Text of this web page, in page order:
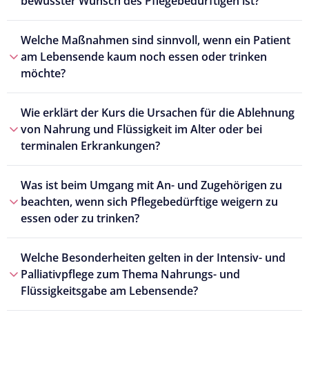
Welche Maßnahmen sind sinnvoll, wenn ein Patient
am Lebensende kaum noch essen oder trinken
möchte?
Wie erklärt der Kurs die Ursachen für die Ablehnung
von Nahrung und Flüssigkeit im Alter oder bei
terminalen Erkrankungen?
Was ist beim Umgang mit An- und Zugehörigen zu
beachten, wenn sich Pflegebedürftige weigern zu
essen oder zu trinken?
Welche Besonderheiten gelten in der Intensiv- und
Palliativpflege zum Thema Nahrungs- und
Flüssigkeitsgabe am Lebensende?